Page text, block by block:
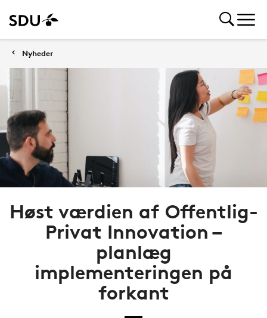
Nyheder
Høst værdien af Offentlig-
Privat Innovation –
planlæg
implementeringen på
forkant